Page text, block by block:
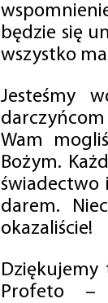
będzie się
wszystko
Jesteśmy
Wam
Bożym.
świadectwo
darem.
okazaliście!
Dziękujemy
Profeto –